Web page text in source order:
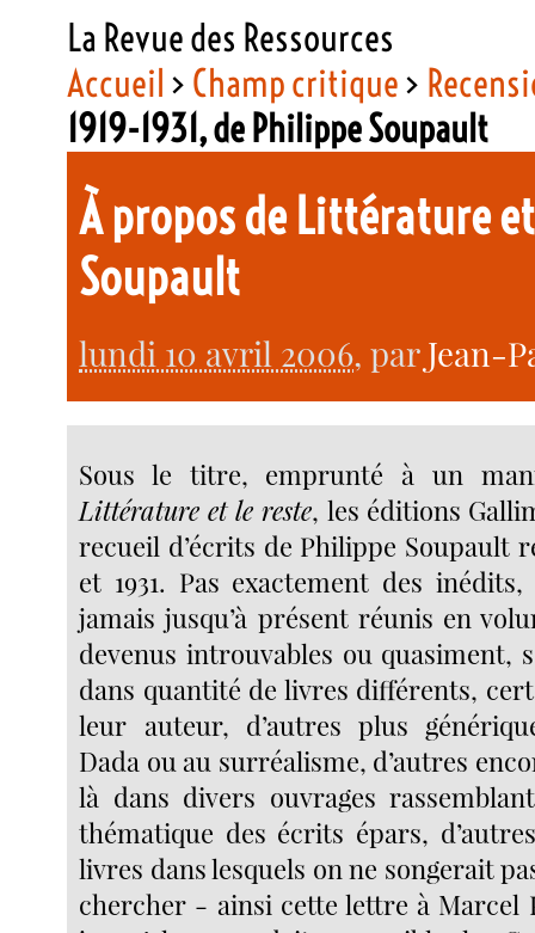
La Revue des Ressources
Accueil > Champ critique>
1919-1931, de Philippe Soupault
À propos de Littérature
Soupault
lundi 10 avril 2006, parJean-
Sous le titre, emprunté à un
Littérature et le reste, les éditions
recueil d’écrits de Philippe Soupault
et 1931. Pas exactement des
jamais jusqu’à présent réunis en
devenus introuvables ou quasiment,
dans quantité de livres différents,
leur auteur, d’autres plus
Dada ou au surréalisme, d’autres
là dans divers ouvrages
thématique des écrits épars,
livres dans lesquels on ne songerait
chercher - ainsi cette lettre à Marcel